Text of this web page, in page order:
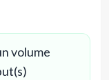
volume